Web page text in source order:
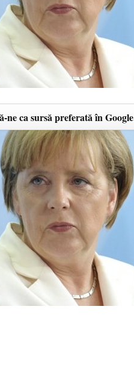
ne ca sursă preferată în Google